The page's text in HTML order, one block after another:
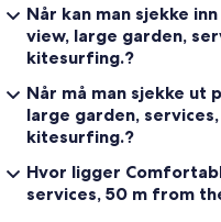
Når kan man sjekke
view, large garden,
kitesurfing.?
Når må man sjekke ut
large garden,
kitesurfing.?
Hvor ligger
services, 50 m from